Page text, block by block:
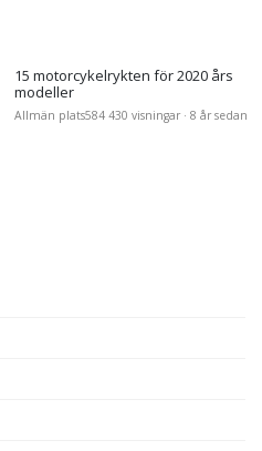
15 motorcykelrykten för 2020 års
modeller
Allmän plats584 430 visningar · 8 år sedan